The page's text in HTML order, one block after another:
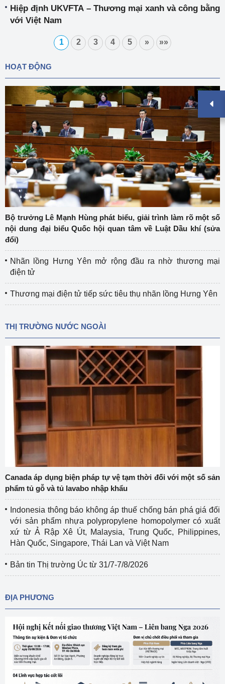
Hiệp định UKVFTA – Thương mại xanh và công bằng
với Việt Nam
1 2 3 4 5 » »»
HOẠT ĐỘNG
Bộ trưởng Lê Mạnh Hùng phát biểu, giải trình làm rõ một số
nội dung đại biểu Quốc hội quan tâm về Luật Dầu khí (sửa
đổi)
Nhãn lồng Hưng Yên mở rộng đầu ra nhờ thương mại
điện tử
Thương mại điện tử tiếp sức tiêu thụ nhãn lồng Hưng Yên
THỊ TRƯỜNG NƯỚC NGOÀI
Canada áp dụng biện pháp tự vệ tạm thời đối với một số sản
phẩm tủ gỗ và tủ lavabo nhập khẩu
Indonesia thông báo không áp thuế chống bán phá giá đối
với sản phẩm nhựa polypropylene homopolymer có xuất
xứ từ Ả Rập Xê Út, Malaysia, Trung Quốc, Philippines,
Hàn Quốc, Singapore, Thái Lan và Việt Nam
Bản tin Thị trường Úc từ 31/7-7/8/2026
ĐỊA PHƯƠNG